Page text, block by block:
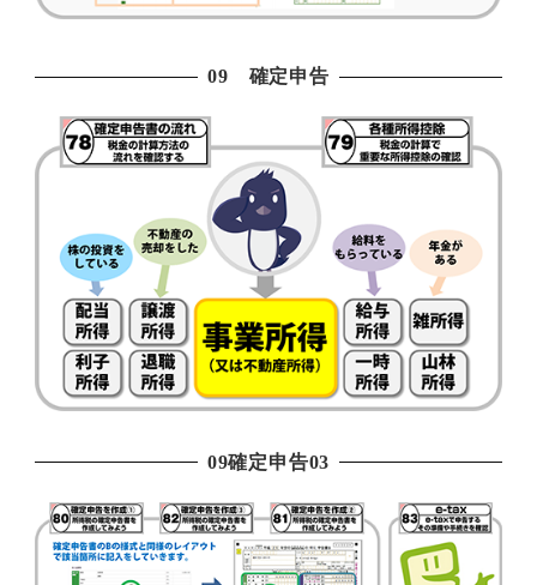
09 確定申告
09確定申告03